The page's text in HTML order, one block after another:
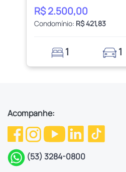
R$ 2.500,00
Condomínio: R$ 421,83
1 1
Acompanhe:
(53) 3284-0800